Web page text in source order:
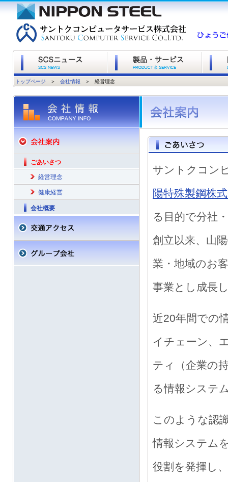
トップページ ＞ 会社情報 ＞ 経営理念
サントクコン
陽特殊製鋼株
る目的で分社
創立以来、山
業・地域のお
事業とし成長
近20年間での
イチェーン、
ティ（企業の
る情報システ
このような認
情報システム
役割を発揮し
ごあいさつ
経営理念
健康経営
会社概要